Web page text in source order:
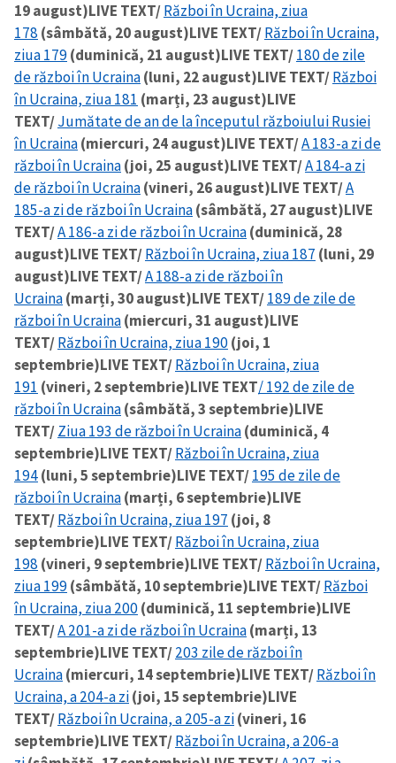
19 august)LIVE TEXT/Război în Ucraina, ziua
178 (sâmbătă, 20 august)LIVE TEXT/Război în Ucraina,
ziua 179(duminică, 21 august)LIVE TEXT/180 de zile
de război în Ucraina(luni, 22 august)LIVE TEXT/Război
în Ucraina, ziua 181 (marți, 23 august)LIVE
TEXT/Jumătate de an de la începutul războiului Rusiei
în Ucraina(miercuri, 24 august)LIVE TEXT/A 183-a zi de
război în Ucraina(joi, 25 august)LIVE TEXT/A 184-a zi
de război în Ucraina(vineri, 26 august)LIVE TEXT/A
185-a zi de război în Ucraina(sâmbătă, 27 august)LIVE
TEXT/A 186-a zi de război în Ucraina(duminică, 28
august)LIVE TEXT/Război în Ucraina, ziua 187 (luni, 29
august)LIVE TEXT/A 188-a zi de război în
Ucraina(marți, 30 august)LIVE TEXT/189 de zile de
război în Ucraina(miercuri, 31 august)LIVE
TEXT/Război în Ucraina, ziua 190(joi, 1
septembrie)LIVE TEXT/Război în Ucraina, ziua
191 (vineri, 2 septembrie)LIVE TEXT/ 192 de zile de
război în Ucraina(sâmbătă, 3 septembrie)LIVE
TEXT/Ziua 193 de război în Ucraina(duminică, 4
septembrie)LIVE TEXT/Război în Ucraina, ziua
194(luni, 5 septembrie)LIVE TEXT/195 de zile de
război în Ucraina(marți, 6 septembrie)LIVE
TEXT/Război în Ucraina, ziua 197 (joi, 8
septembrie)LIVE TEXT/Război în Ucraina, ziua
198 (vineri, 9 septembrie)LIVE TEXT/Război în Ucraina,
ziua 199(sâmbătă, 10 septembrie)LIVE TEXT/Război
în Ucraina, ziua 200(duminică, 11 septembrie)LIVE
TEXT/A 201-a zi de război în Ucraina(marți, 13
septembrie)LIVE TEXT/203 zile de război în
Ucraina(miercuri, 14 septembrie)LIVE TEXT/Război în
Ucraina, a 204-a zi(joi, 15 septembrie)LIVE
TEXT/Război în Ucraina, a 205-a zi(vineri, 16
septembrie)LIVE TEXT/Război în Ucraina, a 206-a